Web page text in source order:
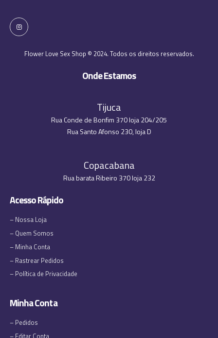
Flower Love Sex Shop © 2024. Todos os direitos reservados.
Onde Estamos
Tijuca
Rua Conde de Bonfim 370 loja 204/205
Rua Santo Afonso 230, loja D
Copacabana
Rua barata Ribeiro 370 loja 232
Acesso Rápido
– Nossa Loja
– Quem Somos
– Minha Conta
– Rastrear Pedidos
– Política de Privacidade
Minha Conta
– Pedidos
– Editar Conta